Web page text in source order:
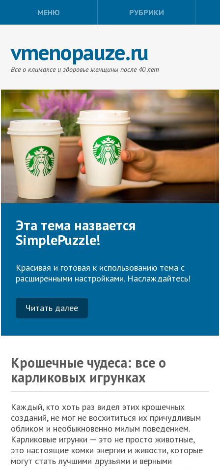
МЕНЮ РУБРИКИ
vmenopauze.ru
Все о климаксе и здоровье женщины после 40 лет
Эта тема назвается
SimplePuzzle!
Красивая и готовая к использованию тема с
расширенными настройками. Наслаждайтесь!
Читать далее
Крошечные чудеса: все о
карликовых игрунках
Каждый, кто хоть раз видел этих крошечных
созданий, не мог не восхититься их причудливым
обликом и необыкновенно милым поведением.
Карликовые игрунки — это не просто животные,
это настоящие комки энергии и живости, которые
могут стать лучшими друзьями и верными